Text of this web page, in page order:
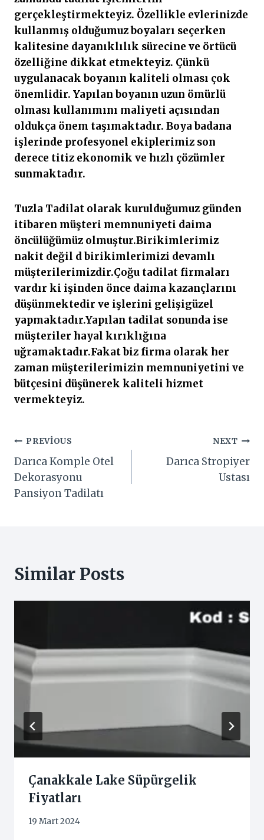
gerçekleştirmekteyiz. Özellikle evlerinizde
kullanmış olduğumuz boyaları seçerken
kalitesine dayanıklılık sürecine ve örtücü
özelliğine dikkat etmekteyiz. Çünkü
uygulanacak boyanın kaliteli olması çok
önemlidir. Yapılan boyanın uzun ömürlü
olması kullanımını maliyeti açısından
oldukça önem taşımaktadır. Boya badana
işlerinde profesyonel ekiplerimiz son
derece titiz ekonomik ve hızlı çözümler
sunmaktadır.
Tuzla Tadilat olarak kurulduğumuz günden
itibaren müşteri memnuniyeti daima
öncülüğümüz olmuştur.Birikimlerimiz
nakit değil d birikimlerimizi devamlı
müşterilerimizdir.Çoğu tadilat firmaları
vardır ki işinden önce daima kazançlarını
düşünmektedir ve işlerini gelişigüzel
yapmaktadır.Yapılan tadilat sonunda ise
müşteriler hayal kırıklığına
uğramaktadır.Fakat biz firma olarak her
zaman müşterilerimizin memnuniyetini ve
bütçesini düşünerek kaliteli hizmet
vermekteyiz.
Yazı
gezinmesi
PREVIOUS
Darıca Komple Otel
Dekorasyonu
Pansiyon Tadilatı
NEXT
Darıca Stropiyer
Ustası
Similar Posts
Çanakkale Lake Süpürgelik
Fiyatları
19 Mart 2024